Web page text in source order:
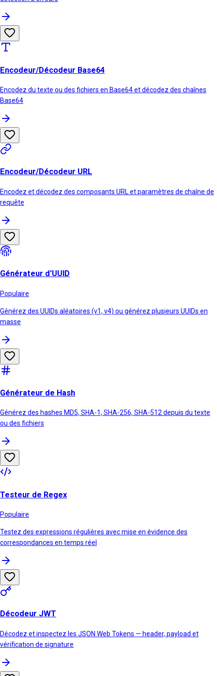
Encodeur/Décodeur Base64
Encodez du texte ou des fichiers en Base64 et décodez des chaînes
Base64
Encodeur/Décodeur URL
Encodez et décodez des composants URL et paramètres de chaîne de
requête
Générateur d'UUID
Populaire
Générez des UUIDs aléatoires (v1, v4) ou générez plusieurs UUIDs en
masse
Générateur de Hash
Générez des hashes MD5, SHA-1, SHA-256, SHA-512 depuis du texte
ou des fichiers
Testeur de Regex
Populaire
Testez des expressions régulières avec mise en évidence des
correspondances en temps réel
Décodeur JWT
Décodez et inspectez les JSON Web Tokens — header, payload et
vérification de signature